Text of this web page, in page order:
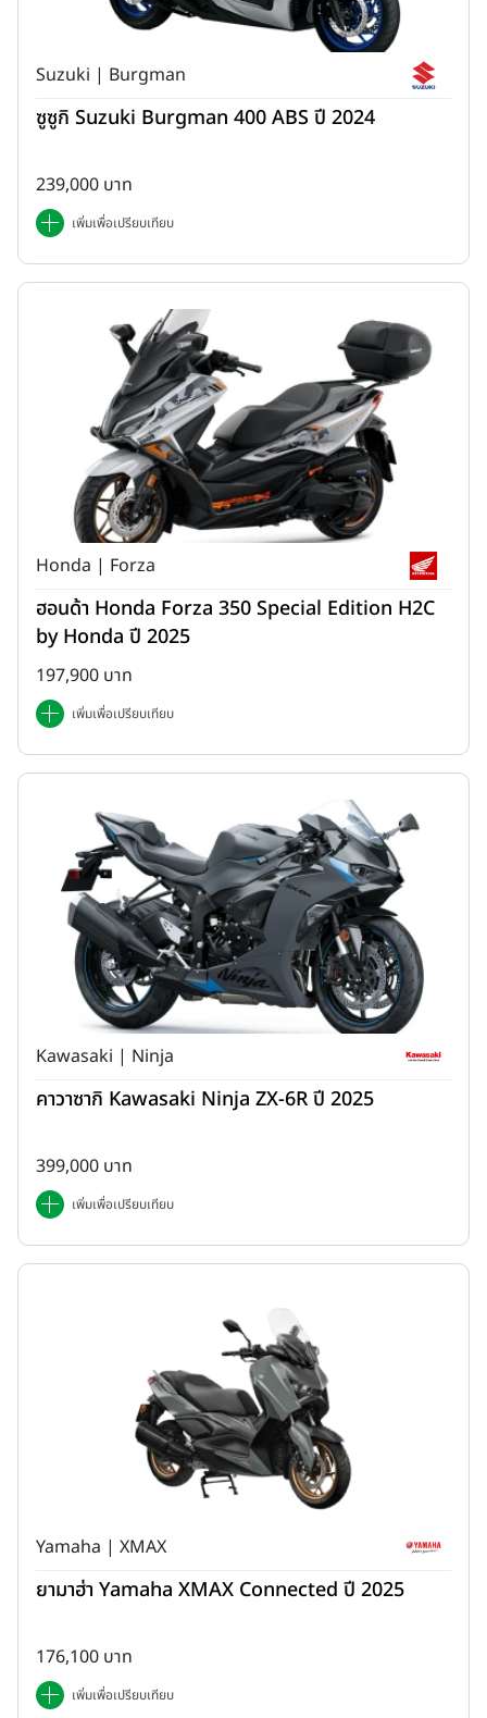
ถือกำเนิดครั้งแรกในปี 1991 จากการนำเครื่องยนต์ 2 สูบเรียง
ของ GPZ500 มาปรับจูนให้ใช้งานได้หลากหลาย จนกลายเป็นรถ
Purposeที่ได้รับความนิยมยาวนานกว่า 15 ปี ตลอด 15 ปีบนสายพาน
การผลิต KLE500 พิสูจน์ตัวเองในฐานะรถที่ไว้ใจได้และเป็นมิตรกับผู้ขับขี่
จนกระทั่งยุติการผลิตในปี 2007 เพื่อส่งไม้ต่อให้ตระกูลVersys
ใหม่ ให้สอดคล้องกับการใช้งานของนักขี่ในยุคปัจจุบัน
แนวคิดการออกแบบ: Invitation to Genuine Adventure-บัตร
เชิญสู่โลกการผจญภัยที่แท้จริง
ดีไซน์สไตล์ Rally-Inspired ถ่ายทอดความแข็งแกร่งและฟังก์ชันการใช้
ป้องกันลม ถังน้ำมันทรงเพรียวที่ออกแบบให้ผู้ขับขี่ขยับตัวและยืนควบคุม
รถได้สะดวก ล้อซี่ลวดขนาด 21”/17” ที่พร้อมรองรับเส้นทางออฟโรด ไป
จนถึงแฟริ่งด้านหน้าทรง Tall Front Cowl และแผงชิลด์ใสสไตล์ Rally
ที่ช่วยเพิ่มทัศนวิสัยและภาพลักษณ์สายลุยอย่างชัดเจน สะท้อนสัดส่วนตัว
รถที่เอื้อต่อการยืนขี่และควบคุมรถบนเส้นทางฝุ่นได้อย่างมั่นใจ
Executive Quote
“การกลับมาของ KLE500 ในครั้งนี้ คือเครื่องยืนยันถึงความมุ่งมั่นครั้ง
ใหม่ของคาวาซากิ ประเทศไทย ในการยกระดับประสบการณ์การขับขี่ไปอีก
ขั้น นอกเหนือจากการส่งมอบรถจักรยานยนต์มาตรฐานโลก ที่สามารถใช้
งานได้อย่างไร้รอยต่อทั้งบนถนนในชีวิตประจำวันและเส้นทางฝุ่นที่ท้าทาย
เรายังให้ความสำคัญอย่างยิ่งกับการส่งมอบความคุ้มค่าตลอดอายุการใช้
เข้าถึงได้ง่ายยิ่งขึ้น เพื่อสะท้อนถึงความตั้งใจจริงของเราที่อยากให้ลูกค้า
ทุกคนสนุกกับทุกการเดินทาง และภาคภูมิใจที่ได้เป็นส่วนหนึ่งของ
ครอบครัวคาวาซากิครับ” Director of Kawasaki Sales and
จุดเด่นผลิตภัณฑ์
Suzuki | Burgman
ซูซูกิ Suzuki Burgman 400 ABS ปี 2024
239,000 บาท
เพิ่มเพื่อเปรียบเทียบ
Honda | Forza
ฮอนด้า Honda Forza 350 Special Edition H2C
by Honda ปี 2025
197,900 บาท
เพิ่มเพื่อเปรียบเทียบ
Kawasaki | Ninja
คาวาซากิ Kawasaki Ninja ZX-6R ปี 2025
399,000 บาท
เพิ่มเพื่อเปรียบเทียบ
Yamaha | XMAX
ยามาฮ่า Yamaha XMAX Connected ปี 2025
176,100 บาท
เพิ่มเพื่อเปรียบเทียบ